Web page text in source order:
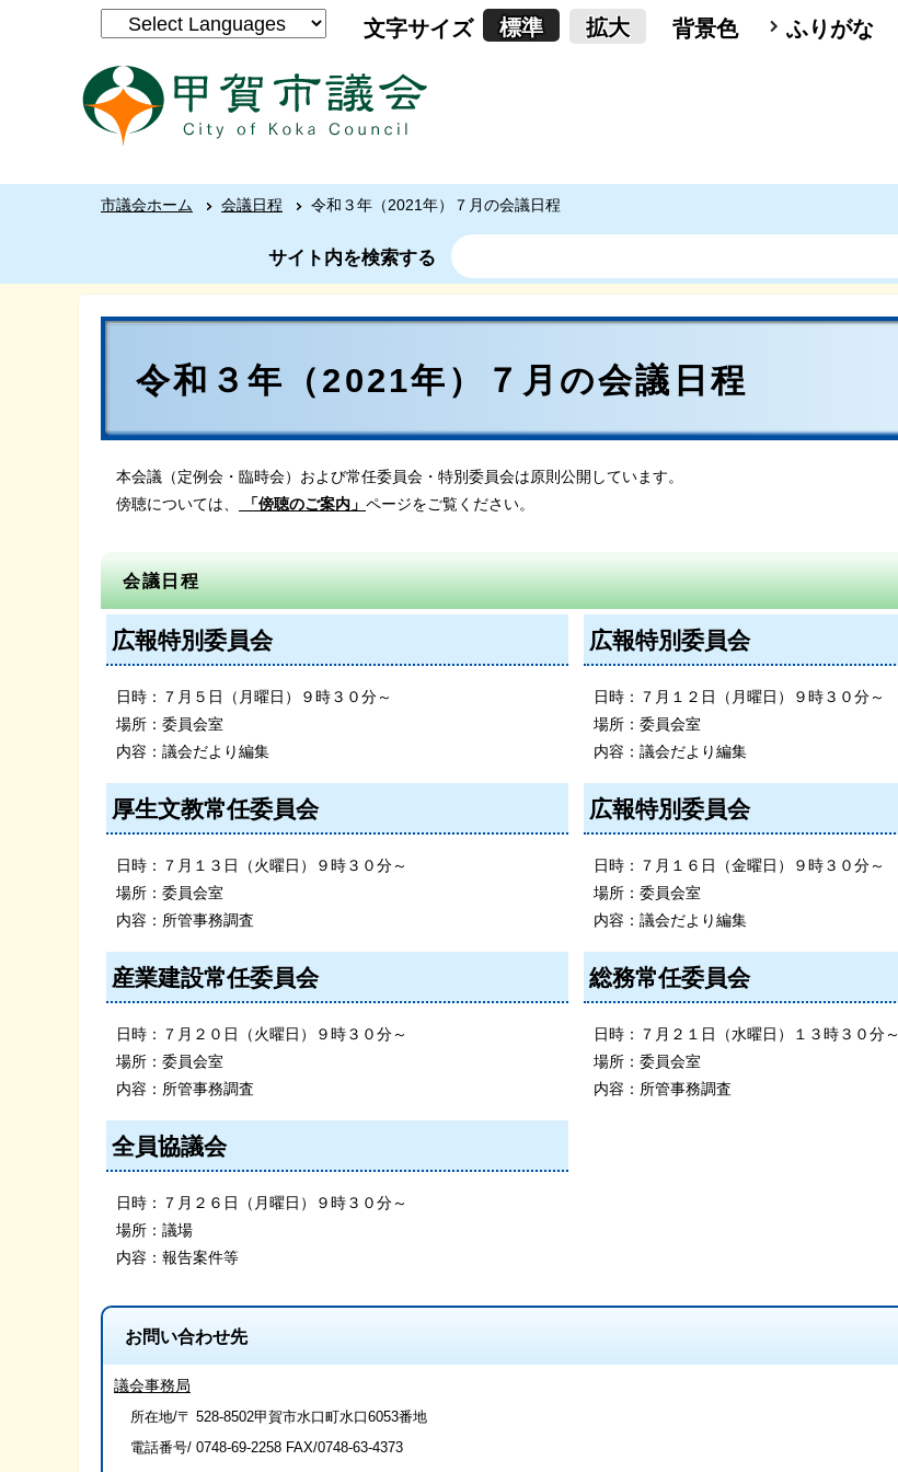
文字サイズ 標準 拡大 背景色 ふりがな
市議会ホーム 会議日程 令和３年（2021年）７月の会議日程
サイト内を検索する
令和３年（2021年）７月の会議日程
本会議（定例会・臨時会）および常任委員会・特別委員会は原則公開しています。
傍聴については、
「傍聴のご案内」 ページをご覧ください。
会議日程
広報特別委員会
日時：７月５日（月曜日）９時３０分～
場所：委員会室
内容：議会だより編集
広報特別委員会
日時：７月１２日（月曜日）９時３０分～
場所：委員会室
内容：議会だより編集
厚生文教常任委員会
日時：７月１３日（火曜日）９時３０分～
場所：委員会室
内容：所管事務調査
広報特別委員会
日時：７月１６日（金曜日）９時３０分～
場所：委員会室
内容：議会だより編集
産業建設常任委員会
日時：７月２０日（火曜日）９時３０分～
場所：委員会室
内容：所管事務調査
総務常任委員会
日時：７月２１日（水曜日）１３時３０分～
場所：委員会室
内容：所管事務調査
全員協議会
日時：７月２６日（月曜日）９時３０分～
場所：議場
内容：報告案件等
お問い合わせ先
議会事務局
所在地/〒 528-8502甲賀市水口町水口6053番地
電話番号/ 0748-69-2258 FAX/0748-63-4373